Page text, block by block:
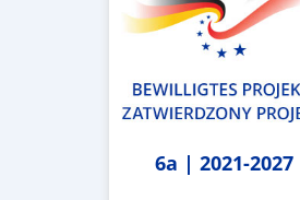
6a | 2021-2027